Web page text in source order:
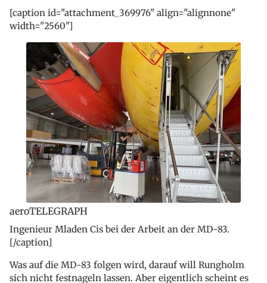
[caption id="attachment_369976" align="alignnone"
width="2560"]
aeroTELEGRAPH
Ingenieur Mladen Cis bei der Arbeit an der MD-83.
[/caption]
Was auf die MD-83 folgen wird, darauf will Rungholm
sich nicht festnageln lassen. Aber eigentlich scheint es